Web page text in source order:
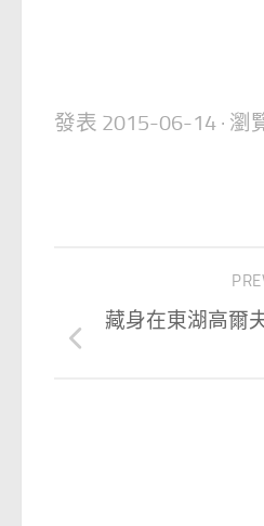
發表 2015-06-14 · 瀏
藏身在東湖高爾